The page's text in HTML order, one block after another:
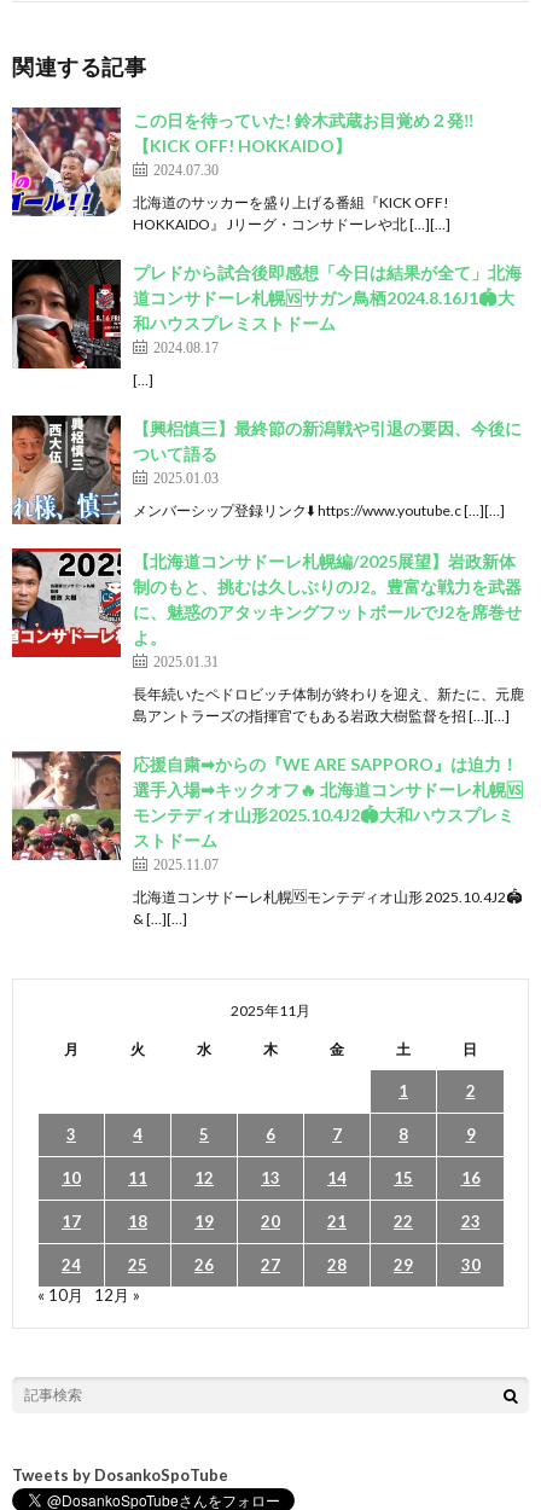
関連する記事
この日を待っていた! 鈴木武蔵お目覚め２発‼
【KICK OFF! HOKKAIDO】
2024.07.30
北海道のサッカーを盛り上げる番組『KICK OFF!
HOKKAIDO』 Jリーグ・コンサドーレや北 […][…]
プレドから試合後即感想「今日は結果が全て」北海
道コンサドーレ札幌🆚サガン鳥栖2024.8.16J1🏟大
和ハウスプレミストドーム
2024.08.17
[…]
【興梠慎三】最終節の新潟戦や引退の要因、今後に
ついて語る
2025.01.03
メンバーシップ登録リンク⬇️ https://www.youtube.c […][…]
【北海道コンサドーレ札幌編/2025展望】岩政新体
制のもと、挑むは久しぶりのJ2。豊富な戦力を武器
に、魅惑のアタッキングフットボールでJ2を席巻せ
よ。
2025.01.31
長年続いたペドロビッチ体制が終わりを迎え、新たに、元鹿
島アントラーズの指揮官でもある岩政大樹監督を招 […][…]
応援自粛➡︎からの『WE ARE SAPPORO』は迫力！
選手入場➡︎キックオフ🔥 北海道コンサドーレ札幌🆚
モンテディオ山形2025.10.4J2🏟️大和ハウスプレミ
ストドーム
2025.11.07
北海道コンサドーレ札幌🆚モンテディオ山形 2025.10.4J2🏟
& […][…]
2025年11月
月 火 水 木 金 土 日
1 2
3 4 5 6 7 8 9
10 11 12 13 14 15 16
17 18 19 20 21 22 23
24 25 26 27 28 29
30
« 10月
12月 »
Tweets by DosankoSpoTube